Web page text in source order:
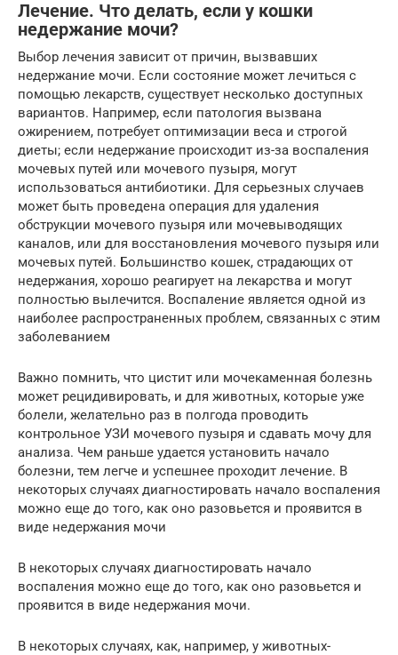
Лечение. Что делать, если у кошки
недержание мочи?
Выбор лечения зависит от причин, вызвавших
недержание мочи. Если состояние может лечиться с
помощью лекарств, существует несколько доступных
вариантов. Например, если патология вызвана
ожирением, потребует оптимизации веса и строгой
диеты; если недержание происходит из-за воспаления
мочевых путей или мочевого пузыря, могут
использоваться антибиотики. Для серьезных случаев
может быть проведена операция для удаления
обструкции мочевого пузыря или мочевыводящих
каналов, или для восстановления мочевого пузыря или
мочевых путей. Большинство кошек, страдающих от
недержания, хорошо реагирует на лекарства и могут
полностью вылечится. Воспаление является одной из
наиболее распространенных проблем, связанных с этим
заболеванием
Важно помнить, что цистит или мочекаменная болезнь
может рецидивировать, и для животных, которые уже
болели, желательно раз в полгода проводить
контрольное УЗИ мочевого пузыря и сдавать мочу для
анализа. Чем раньше удается установить начало
болезни, тем легче и успешнее проходит лечение. В
некоторых случаях диагностировать начало воспаления
можно еще до того, как оно разовьется и проявится в
виде недержания мочи
В некоторых случаях диагностировать начало
воспаления можно еще до того, как оно разовьется и
проявится в виде недержания мочи.
В некоторых случаях, как, например, у животных-